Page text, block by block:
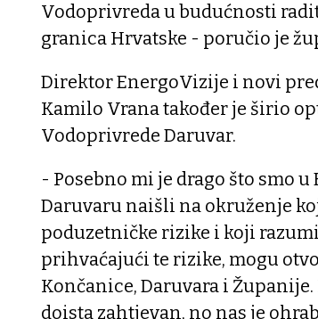
Vodoprivreda u budućnosti
granica Hrvatske - poručio je
Direktor EnergoVizije i novi
Kamilo Vrana također je širio
Vodoprivrede Daruvar.
- Posebno mi je drago što smo
Daruvaru naišli na okruženje
poduzetničke rizike i koji
prihvaćajući te rizike, mogu
Končanice, Daruvara i
doista zahtjevan, no nas je